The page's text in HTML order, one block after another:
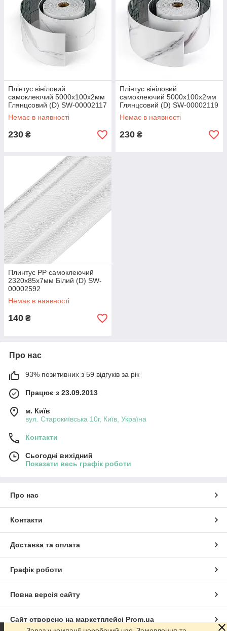
Плінтус вініловий
самоклеючий 5000х100х2мм
Глянцсовий (D) SW-00002117
Немає в наявності
230 ₴
Плінтус вініловий
самоклеючий 5000х100х2мм
Глянцсовий (D) SW-00002119
Немає в наявності
230 ₴
Плинтус РР самоклеючий
2320х85х7мм Білий (D) SW-
00002592
Немає в наявності
140 ₴
Про нас
93% позитивних з 59 відгуків за рік
Працює з 23.09.2013
м. Київ
вул. Старокиївська 10г, Київ, Україна
Контакти
Сьогодні вихідний
Показати весь графік роботи
Про нас
Контакти
Доставка та оплата
Графік роботи
Повна версія сайту
Сайт створено на маркетплейсі Prom.ua